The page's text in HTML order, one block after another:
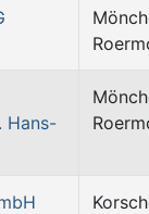
Hans-